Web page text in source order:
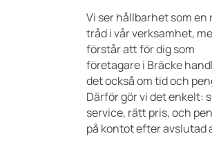
Vi ser hållbarhet som en
tråd i vår verksamhet,
förstår att för dig som
företagare i Bräcke
det också om tid och
Därför gör vi det enkelt:
service, rätt pris, och
på kontot efter avslutad